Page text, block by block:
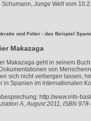
Schumann, Junge Welt vom
und Folter - das Beispiel
Makazaga
Makazaga geht in seinem
von
sich nicht verbergen lassen,
in Spanien im internationalen
http://www.info-
A, August 2011, ISBN